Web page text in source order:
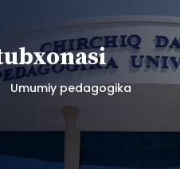
Umumiy pedagogika